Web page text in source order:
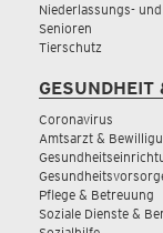
Niederlassungs-
Senioren
Tierschutz
Coronavirus
Amtsarzt &
Pflege & Betreuung
Soziale Dienste &